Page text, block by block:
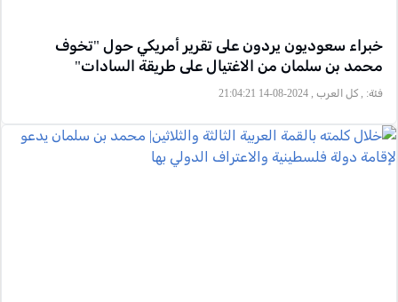
خبراء سعوديون يردون على تقرير أمريكي حول "تخوف
محمد بن سلمان من الاغتيال على طريقة السادات"
فئة: , كل العرب , 2024-08-14 21:04:21